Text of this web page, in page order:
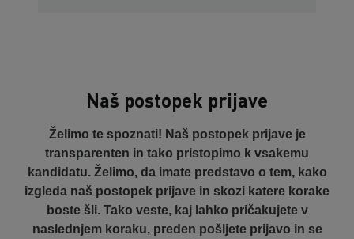
Naš postopek prijave
Želimo te spoznati! Naš postopek prijave je
transparenten in tako pristopimo k vsakemu
kandidatu. Želimo, da imate predstavo o tem, kako
izgleda naš postopek prijave in skozi katere korake
boste šli. Tako veste, kaj lahko pričakujete v
naslednjem koraku, preden pošljete prijavo in se